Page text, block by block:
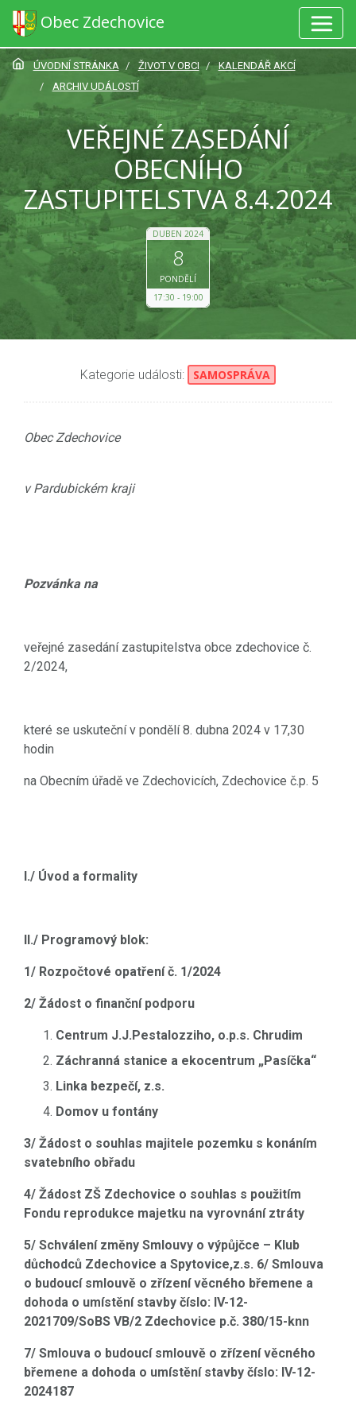
Obec Zdechovice
ÚVODNÍ STRÁNKA ŽIVOT V OBCI
KALENDÁŘ AKCÍ
ARCHIV UDÁLOSTÍ
VEŘEJNÉ ZASEDÁNÍ
OBECNÍHO
ZASTUPITELSTVA 8.4.2024
DUBEN 2024
8
PONDĚLÍ
17:30
19:00
Kategorie události: SAMOSPRÁVA
Obec Zdechovice
v Pardubickém kraji
Pozvánka na
veřejné zasedání zastupitelstva obce zdechovice č.
2/2024,
které se uskuteční v pondělí 8. dubna 2024 v 17,30
hodin
na Obecním úřadě ve Zdechovicích, Zdechovice č.p. 5
I./ Úvod a formality
II./ Programový blok:
1/ Rozpočtové opatření č. 1/2024
2/ Žádost o finanční podporu
Centrum J.J.Pestalozziho, o.p.s. Chrudim
Záchranná stanice a ekocentrum „Pasíčka“
Linka bezpečí, z.s.
Domov u fontány
3/ Žádost o souhlas majitele pozemku s konáním
svatebního obřadu
4/ Žádost ZŠ Zdechovice o souhlas s použitím
Fondu reprodukce majetku na vyrovnání ztráty
5/ Schválení změny Smlouvy o výpůjčce – Klub
důchodců Zdechovice a Spytovice,z.s. 6/ Smlouva
o budoucí smlouvě o zřízení věcného břemene a
dohoda o umístění stavby číslo: IV-12-
2021709/SoBS VB/2 Zdechovice p.č. 380/15-knn
7/ Smlouva o budoucí smlouvě o zřízení věcného
břemene a dohoda o umístění stavby číslo: IV-12-
2024187